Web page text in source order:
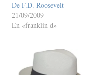
De F.D. Roosevelt
21/09/2009
En «franklin d»